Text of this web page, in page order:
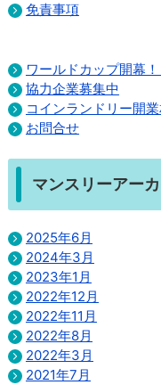
免責事項
ワールドカップ開幕！
協力企業募集中
コインランドリー開
お問合せ
マンスリーアー
2025年6月
2024年3月
2023年1月
2022年12月
2022年11月
2022年8月
2022年3月
2021年7月